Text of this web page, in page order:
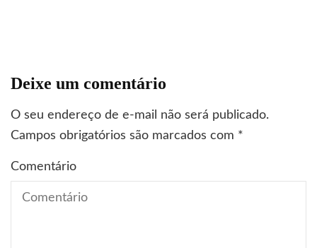
Deixe um comentário
O seu endereço de e-mail não será publicado.
Campos obrigatórios são marcados com *
Comentário